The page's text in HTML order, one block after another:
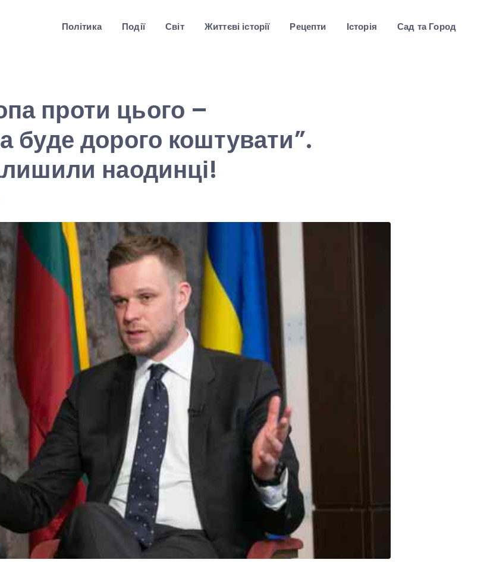
Політика Події Світ Життєві історії Рецепти Історія Сад та Город
проти цього –
буде дорого коштувати”.
наодинці!